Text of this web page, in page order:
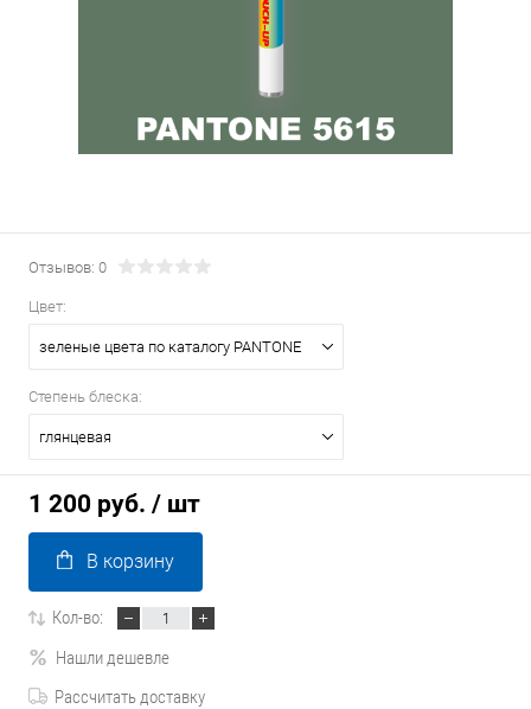
Отзывов: 0
Цвет:
зеленые цвета по каталогу PANTONE
Степень блеска:
глянцевая
1 200 руб. / шт
В корзину
Кол-во:
Нашли дешевле
Рассчитать доставку